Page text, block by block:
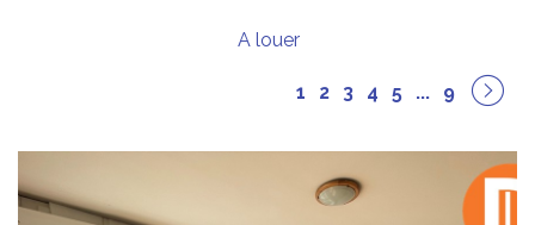
A louer
1 2 3 4 5 ... 9